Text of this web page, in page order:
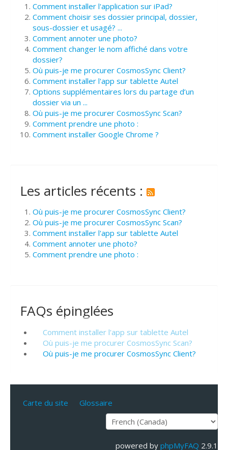
Comment installer l'application sur iPad?
Comment choisir ses dossier principal, dossier,
sous-dossier et usagé? ...
Comment annoter une photo?
Comment changer le nom affiché dans votre
dossier?
Où puis-je me procurer CosmosSync Client?
Comment installer l'app sur tablette Autel
Options supplémentaires lors du partage d’un
dossier via un ...
Où puis-je me procurer CosmosSync Scan?
Comment prendre une photo :
Comment installer Google Chrome ?
Les articles récents :
Où puis-je me procurer CosmosSync Client?
Où puis-je me procurer CosmosSync Scan?
Comment installer l'app sur tablette Autel
Comment annoter une photo?
Comment prendre une photo :
FAQs épinglées
Comment installer l'app sur tablette Autel
Où puis-je me procurer CosmosSync Scan?
Où puis-je me procurer CosmosSync Client?
Carte du site Glossaire
powered by phpMyFAQ 2.9.1